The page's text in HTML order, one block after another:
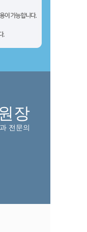
장
전문의